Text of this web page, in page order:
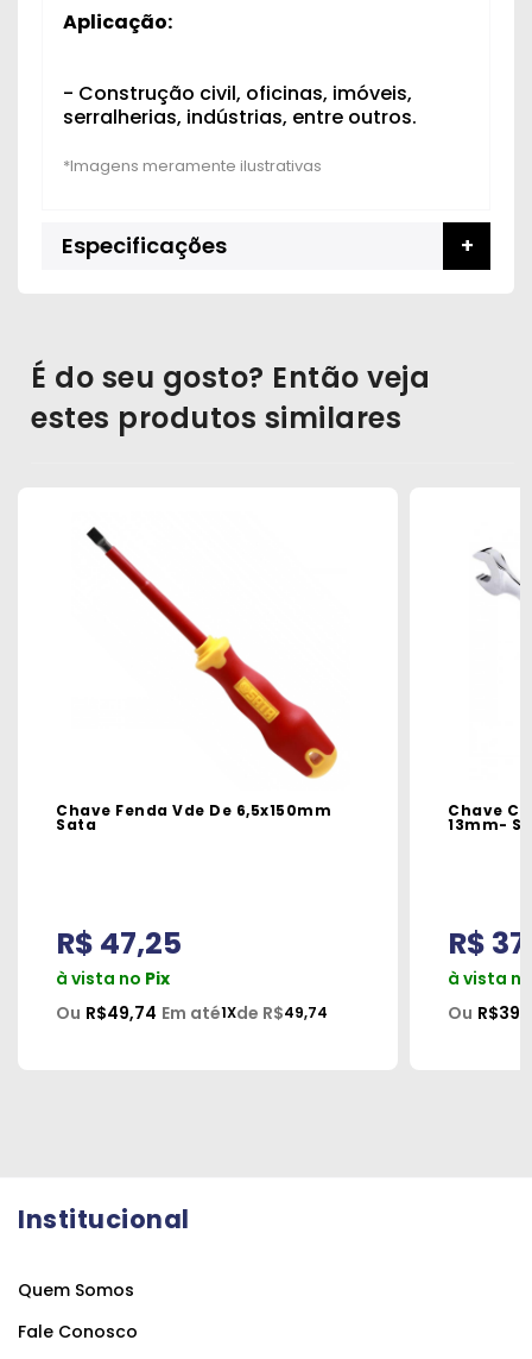
Aplicação:
- Construção civil, oficinas, imóveis,
serralherias, indústrias, entre outros.
Especificações
É do seu gosto? Então veja
estes produtos similares
Chave Fenda Vde De 6,5x150mm
Sata
R$ 47,25
à vista no Pix
Ou R$49,74 Em até1Xde R$49,74
Chave
13mm-
R$
à vista
Ou
Institucional
Quem Somos
Fale Conosco